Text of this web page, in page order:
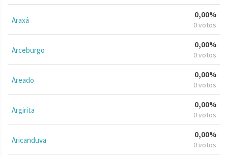
Araxá
0,00%
0 votos
Arceburgo
0,00%
0 votos
Areado
0,00%
0 votos
Argirita
0,00%
0 votos
Aricanduva
0,00%
0 votos